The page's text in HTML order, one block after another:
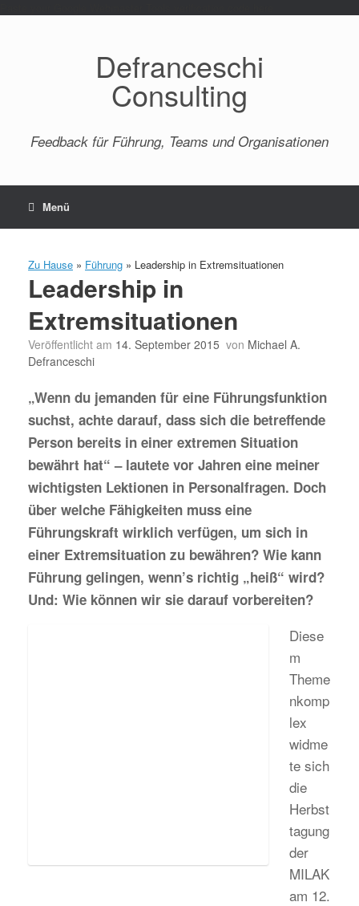
Defranceschi
Consulting
Feedback für Führung, Teams und Organisationen
Menü
Zu Hause » Führung » Leadership in Extremsituationen
Leadership in
Extremsituationen
Veröffentlicht am 14. September 2015 von Michael A.
Defranceschi
„Wenn du jemanden für eine Führungsfunktion
suchst, achte darauf, dass sich die betreffende
Person bereits in einer extremen Situation
bewährt hat“ – lautete vor Jahren eine meiner
wichtigsten Lektionen in Personalfragen. Doch
über welche Fähigkeiten muss eine
Führungskraft wirklich verfügen, um sich in
einer Extremsituation zu bewähren? Wie kann
Führung gelingen, wenn’s richtig „heiß“ wird?
Und: Wie können wir sie darauf vorbereiten?
Diese
m
Theme
nkomp
lex
widme
te sich
die
Herbst
tagung
der
MILAK
am 12.